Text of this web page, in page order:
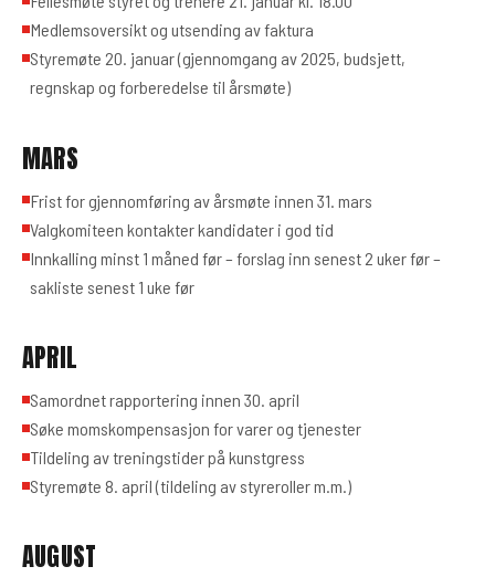
Medlemsoversikt og utsending av faktura
Styremøte 20. januar (gjennomgang av 2025, budsjett,
regnskap og forberedelse til årsmøte)
MARS
Frist for gjennomføring av årsmøte innen 31. mars
Valgkomiteen kontakter kandidater i god tid
Innkalling minst 1 måned før – forslag inn senest 2 uker før –
sakliste senest 1 uke før
APRIL
Samordnet rapportering innen 30. april
Søke momskompensasjon for varer og tjenester
Tildeling av treningstider på kunstgress
Styremøte 8. april (tildeling av styreroller m.m.)
AUGUST